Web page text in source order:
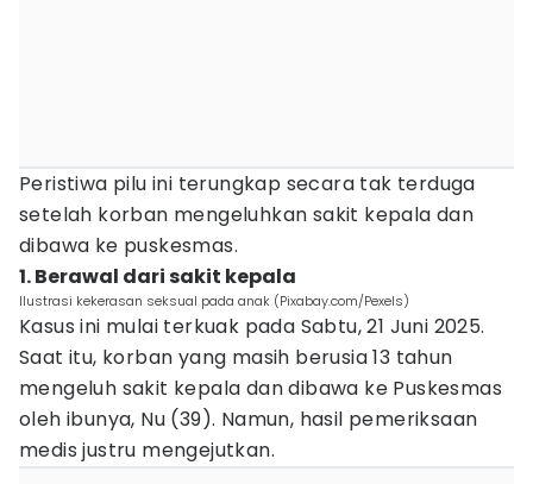
Peristiwa pilu ini terungkap secara tak terduga
setelah korban mengeluhkan sakit kepala dan
dibawa ke puskesmas.
1. Berawal dari sakit kepala
Ilustrasi kekerasan seksual pada anak (Pixabay.com/Pexels)
Kasus ini mulai terkuak pada Sabtu, 21 Juni 2025.
Saat itu, korban yang masih berusia 13 tahun
mengeluh sakit kepala dan dibawa ke Puskesmas
oleh ibunya, Nu (39). Namun, hasil pemeriksaan
medis justru mengejutkan.